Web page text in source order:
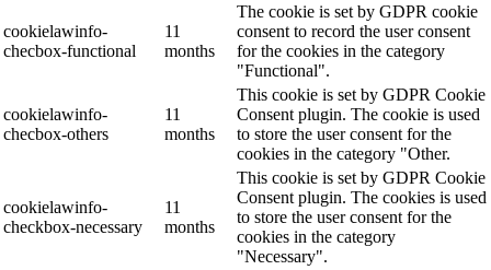
cookielawinfo-
checbox-functional
11
months
The cookie is set by GDPR cookie
consent to record the user consent
for the cookies in the category
"Functional".
cookielawinfo-
checbox-others
11
months
This cookie is set by GDPR Cookie
Consent plugin. The cookie is used
to store the user consent for the
cookies in the category "Other.
cookielawinfo-
checkbox-necessary
11
months
This cookie is set by GDPR Cookie
Consent plugin. The cookies is used
to store the user consent for the
cookies in the category
"Necessary".